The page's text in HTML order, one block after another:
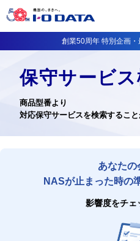
創業50周年 特別企画・
保守サービ
商品型番より
対応保守サービスを検索すること
あなたの
NASが止まった時の
影響度をチェ